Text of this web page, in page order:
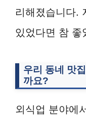
리해졌습니다.
있었다면 참 좋
우리 동네 맛
까요?
외식업 분야에